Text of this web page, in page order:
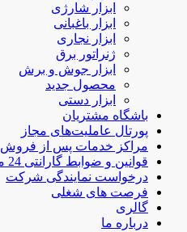
ابزار شارژی
ابزار باغبانی
ابزار نجاری
ژنراتور برق
ابزار جوش و برش
محصول جدید
ابزار دستی
باشگاه مشتریان
پورتال عاملیت‌های مجاز
مراکز خدمات پس از فروش
قوانین و ضوابط گارانتی 24 ماهه
درخواست نمایندگی شرکت
فرصت های شغلی
گالری
درباره ما